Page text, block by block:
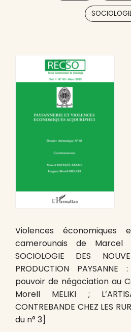
Violences économiques
camerounais de Marcel
SOCIOLOGIE DES
PRODUCTION
pouvoir de négociation au
Morell MELIKI ;
CONTREBANDE CHEZ LES
du n° 3]